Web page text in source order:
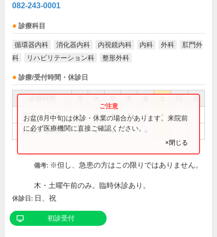
082-243-0001
診療科目
循環器内科 消化器内科 内視鏡内科 内科 外科
肛門外
科
リハビリテーション科 整形外科
診療/受付時間・休診日
祝
9:00～13:00 ● ● ● ● ●
15:00～18:00 ● ● ●
お盆(8月中旬)は休診・休業の場合があります。来院前
に必ず医療機関に直接ご確認ください。
×閉じる
備考: ※但し、急患の方はこの限りではありません。
木・土曜午前のみ。臨時休診あり。
休診日: 日、祝
初診受付